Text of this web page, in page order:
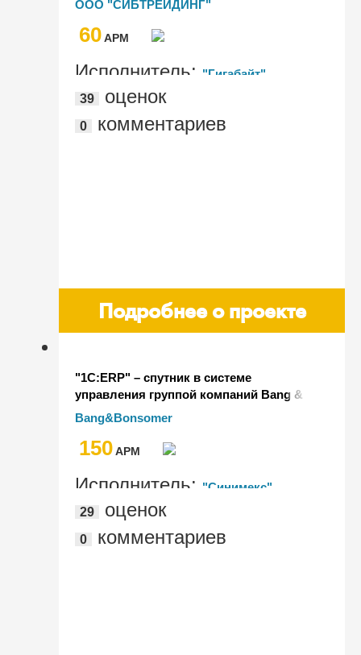
1С:ERP, 1С:CRM. Модуль для 1С:ERP и
1С:КА2 и 1С:Документооборот КОРП
ООО "СИБТРЕЙДИНГ"
60AРМ
Исполнитель: "Гигабайт"
39
оценок
0 комментариев
Подробнее о проекте
"1С:ERP" – спутник в системе
управления группой компаний Bang &
Bonsomer
Bang&Bonsomer
150AРМ
Исполнитель: "Синимекс"
29
оценок
0 комментариев